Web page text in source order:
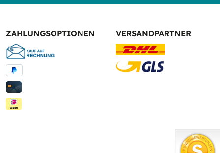
ZAHLUNGSOPTIONEN VERSANDPARTNER